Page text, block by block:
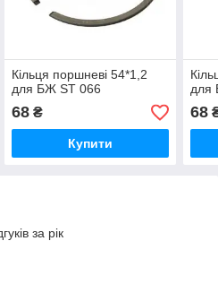
Кільця поршневі 54*1,2
для БЖ ST 066
68₴
Купити
для
68
за рік